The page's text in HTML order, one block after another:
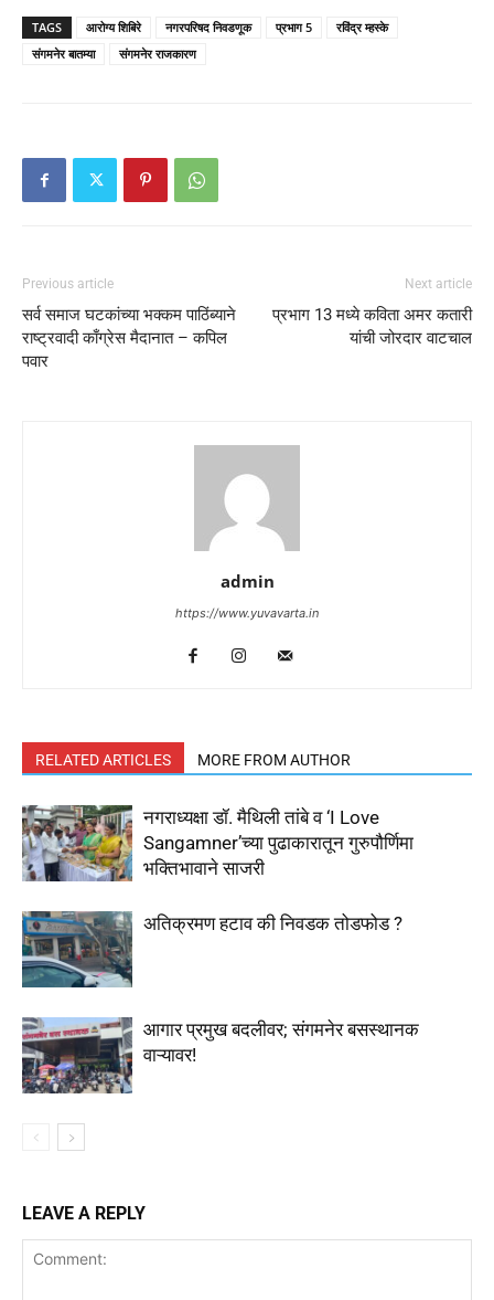
TAGS आरोग्य शिबिरे नगरपरिषद निवडणूक प्रभाग 5
रविंद्र म्हस्के
संगमनेर बातम्या
संगमनेर राजकारण
Previous article
सर्व समाज घटकांच्या भक्कम पाठिंब्याने
राष्ट्रवादी काँग्रेस मैदानात – कपिल
पवार
Next article
प्रभाग 13 मध्ये कविता अमर कतारी
यांची जोरदार वाटचाल
admin
https://www.yuvavarta.in
RELATED ARTICLES MORE FROM AUTHOR
नगराध्यक्षा डॉ. मैथिली तांबे व ‘I Love
Sangamner’च्या पुढाकारातून गुरुपौर्णिमा
भक्तिभावाने साजरी
अतिक्रमण हटाव की निवडक तोडफोड ?
आगार प्रमुख बदलीवर; संगमनेर बसस्थानक
वाऱ्यावर!
LEAVE A REPLY